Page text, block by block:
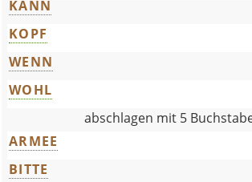
KANN
KOPF
WENN
WOHL
abschlagen mit 5
ARMEE
BITTE